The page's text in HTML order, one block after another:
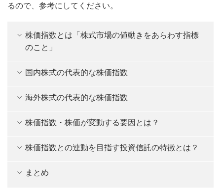
るので、参考にしてください。
株価指数とは「株式市場の値動きをあらわす指標
のこと」
国内株式の代表的な株価指数
海外株式の代表的な株価指数
株価指数・株価が変動する要因とは？
株価指数との連動を目指す投資信託の特徴とは？
まとめ